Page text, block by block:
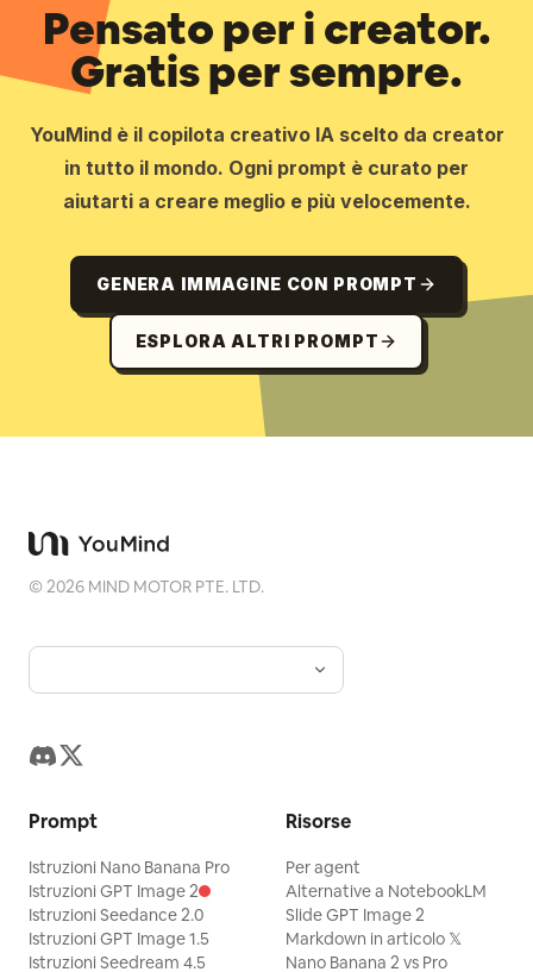
Pensato per i creator.
Gratis per sempre.
YouMind è il copilota creativo IA scelto da creator
in tutto il mondo. Ogni prompt è curato per
aiutarti a creare meglio e più velocemente.
GENERA IMMAGINE CON PROMPT
ESPLORA ALTRI PROMPT
©2026 MIND MOTOR PTE. LTD.
Prompt
Istruzioni Nano Banana Pro
Istruzioni GPT Image 2
Istruzioni Seedance 2.0
Istruzioni GPT Image 1.5
Istruzioni Seedream 4.5
Risorse
Per agent
Alternative a NotebookLM
Slide GPT Image 2
Markdown in articolo 𝕏
Nano Banana 2 vs Pro